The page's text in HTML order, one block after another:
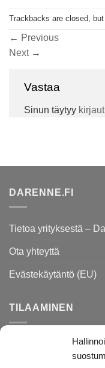
Trackbacks are closed,
← Previous
Next →
Vastaa
Sinun täytyy
DARENNE.FI
Tietoa yrityksestä –
Ota yhteyttä
Evästekäytäntö (EU)
TILAAMINEN
Rekisteri- ja